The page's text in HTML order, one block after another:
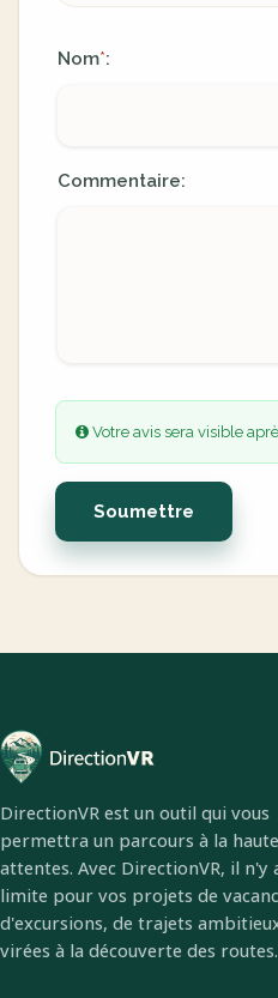
Nom*:
Commentaire:
Votre avis sera visible
Soumettre
DirectionVR est un outil qui vous
permettra un parcours à la
attentes. Avec DirectionVR, il n'y
limite pour vos projets de
d'excursions, de trajets
virées à la découverte des routes.